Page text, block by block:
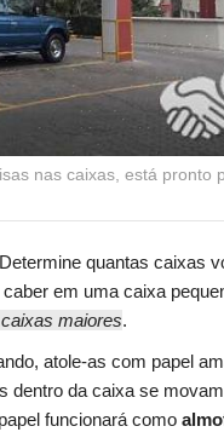
nas caixas, está pronto
quantas caixas
em uma caixa
maiores.
atole-as com papel
dentro da caixa se
funcionará como